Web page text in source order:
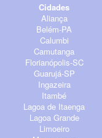
Cidades
Aliança
Belém-PA
Calumbi
Camutanga
Florianópolis-SC
Guarujá-SP
Ingazeira
Itambé
Lagoa de Itaenga
Lagoa Grande
Limoeiro